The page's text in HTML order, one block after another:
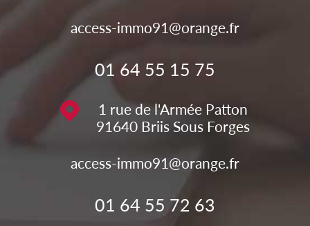
access-immo91@orange.fr
01 64 55 15 75
1 rue de l'Armée Patton
91640 Briis Sous Forges
access-immo91@orange.fr
01 64 55 72 63